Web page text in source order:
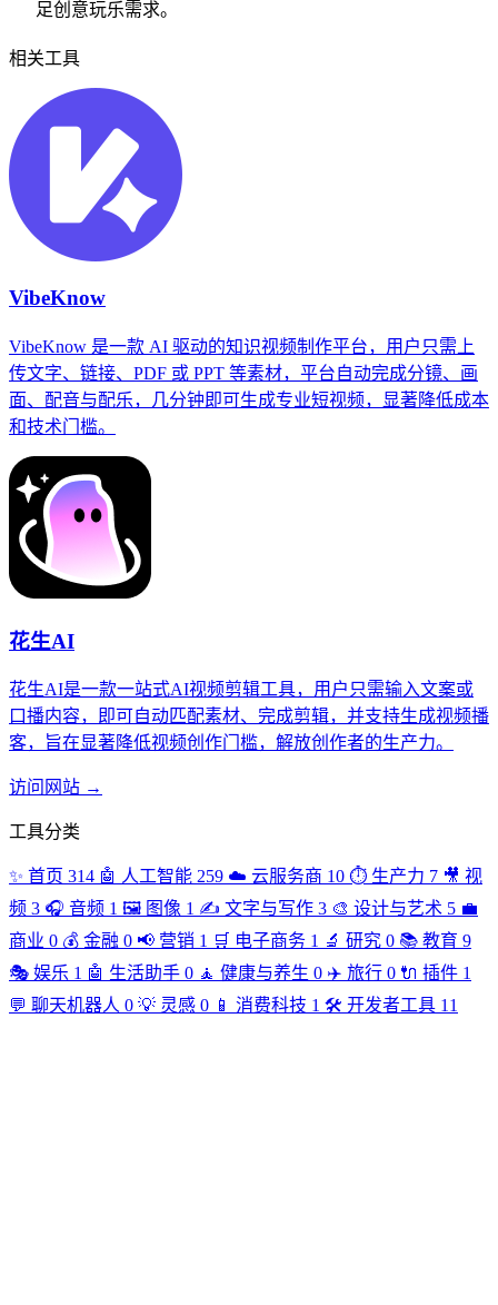
足创意玩乐需求。
相关工具
VibeKnow
VibeKnow 是一款 AI 驱动的知识视频制作平台，用户只需上
传文字、链接、PDF 或 PPT 等素材，平台自动完成分镜、画
面、配音与配乐，几分钟即可生成专业短视频，显著降低成本
和技术门槛。
花生AI
花生AI是一款一站式AI视频剪辑工具，用户只需输入文案或
口播内容，即可自动匹配素材、完成剪辑，并支持生成视频播
客，旨在显著降低视频创作门槛，解放创作者的生产力。
访问网站 →
工具分类
✨ 首页 314 🤖 人工智能 259 ☁️ 云服务商 10 ⏱️ 生产力 7 🎥 视
频 3 🎧 音频 1 🖼️ 图像 1 ✍️ 文字与写作 3 🎨 设计与艺术 5 💼
商业 0 💰 金融 0 📢 营销 1 🛒 电子商务 1 🔬 研究 0 📚 教育 9
🎭 娱乐 1 🤖 生活助手 0 🧘 健康与养生 0 ✈️ 旅行 0 🔌 插件 1
💬 聊天机器人 0 💡 灵感 0 📱 消费科技 1 🛠️ 开发者工具 11